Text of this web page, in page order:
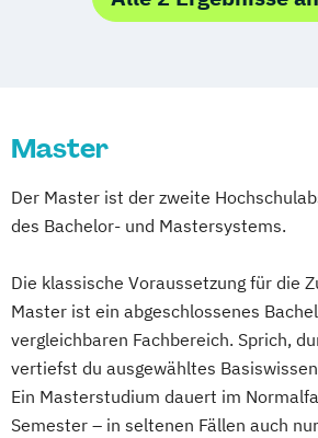
Pflegemanagement
Master
Der Master ist der zweite
des Bachelor- und Mastersystems.
Die klassische Voraussetzung für die
Master ist ein abgeschlossenes
vergleichbaren Fachbereich. Sprich,
vertiefst du ausgewähltes
Ein Masterstudium dauert im
Semester – in seltenen Fällen auch